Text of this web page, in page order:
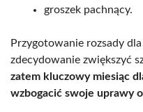
groszek pachnący.
Przygotowanie rozsady
zdecydowanie zwiększyć
zatem kluczowy miesiąc
wzbogacić swoje uprawy